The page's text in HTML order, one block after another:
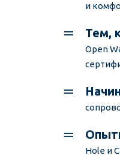
и
Тем,
Open
Hole и